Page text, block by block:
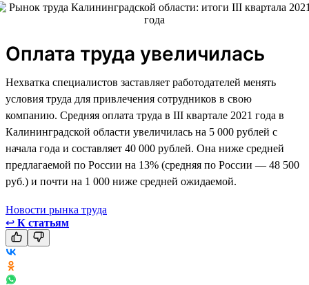
Оплата труда увеличилась
Нехватка специалистов заставляет работодателей менять
условия труда для привлечения сотрудников в свою
компанию. Средняя оплата труда в III квартале 2021 года в
Калининградской области увеличилась на 5 000 рублей с
начала года и составляет 40 000 рублей. Она ниже средней
предлагаемой по России на 13% (средняя по России — 48 500
руб.) и почти на 1 000 ниже средней ожидаемой.
Новости рынка труда
↩ К статьям